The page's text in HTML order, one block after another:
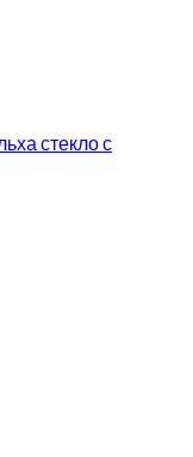
стекло с